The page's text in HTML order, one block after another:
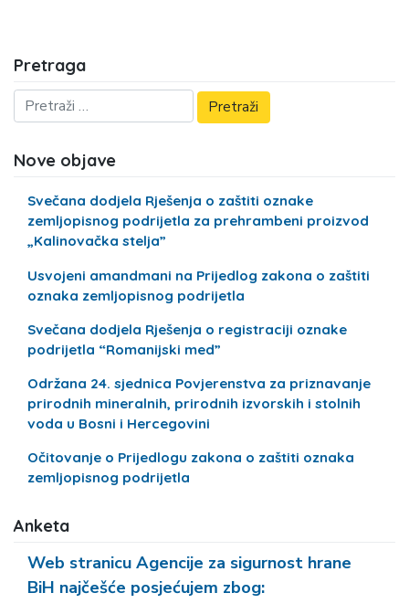
Pretraga
Nove objave
Svečana dodjela Rješenja o zaštiti oznake
zemljopisnog podrijetla za prehrambeni proizvod
„Kalinovačka stelja”
Usvojeni amandmani na Prijedlog zakona o zaštiti
oznaka zemljopisnog podrijetla
Svečana dodjela Rješenja o registraciji oznake
podrijetla “Romanijski med”
Održana 24. sjednica Povjerenstva za priznavanje
prirodnih mineralnih, prirodnih izvorskih i stolnih
voda u Bosni i Hercegovini
Očitovanje o Prijedlogu zakona o zaštiti oznaka
zemljopisnog podrijetla
Anketa
Web stranicu Agencije za sigurnost hrane
BiH najčešće posjećujem zbog: